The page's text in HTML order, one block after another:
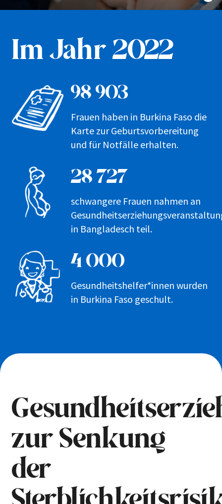
Im Jahr 2022
98 903
Frauen haben in Burkina Faso die
Karte zur Geburtsvorbereitung
und für Notfälle erhalten.
28 727
schwangere Frauen nahmen an
in Bangladesch teil.
4 000
Gesundheitshelfer*innen wurden
in Burkina Faso geschult.
zur Senkung
der